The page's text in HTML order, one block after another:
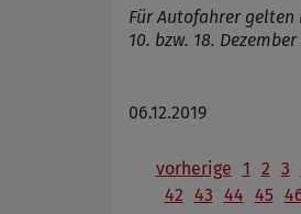
Für Autofahrer gelten
10. bzw. 18.
06.12.2019
vorherige 1 2 3
42 43 44 45